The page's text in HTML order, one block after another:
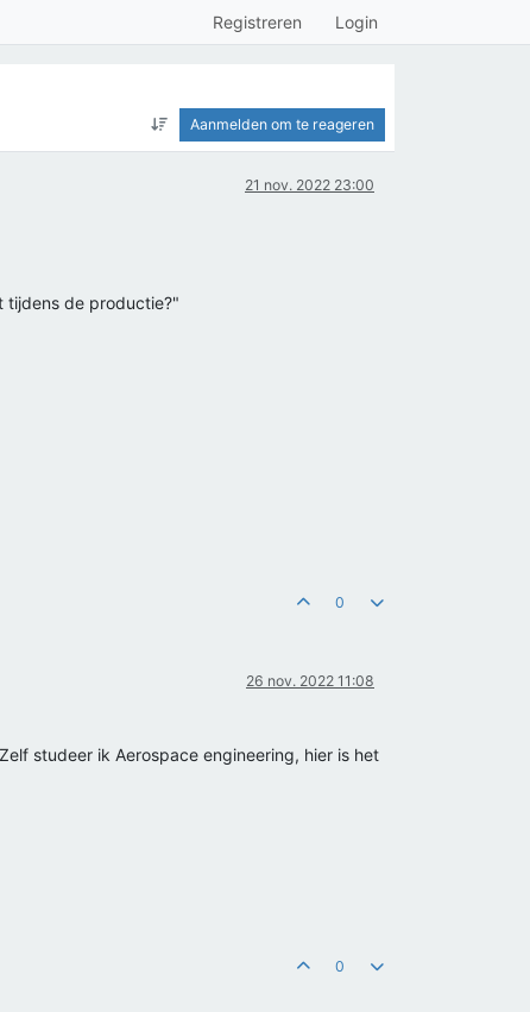
Registreren Login
Aanmelden om te reageren
21 nov. 2022 23:00
tijdens de productie?"
0
26 nov. 2022 11:08
studeer ik Aerospace engineering, hier is het
0